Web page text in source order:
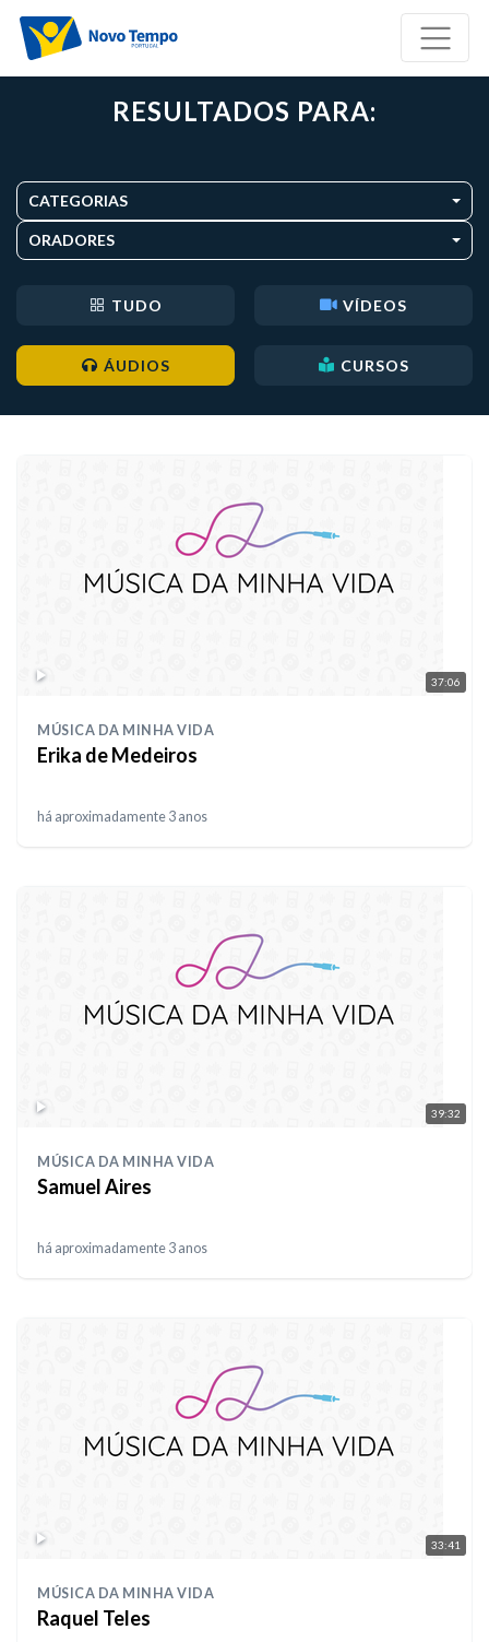
RESULTADOS PARA:
CATEGORIAS
ORADORES
TUDO VÍDEOS
ÁUDIOS CURSOS
37:06
MÚSICA DA MINHA VIDA
Erika de Medeiros
há aproximadamente 3 anos
39:32
MÚSICA DA MINHA VIDA
Samuel Aires
há aproximadamente 3 anos
33:41
MÚSICA DA MINHA VIDA
Raquel Teles